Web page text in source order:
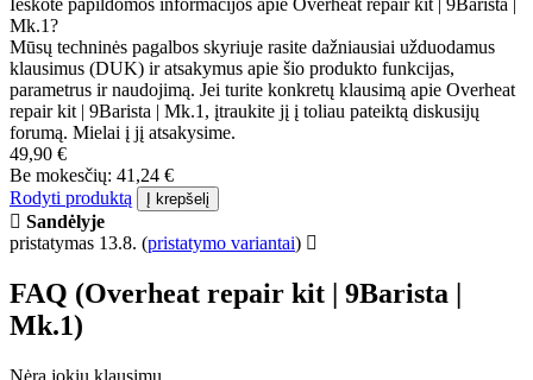
Mk.1?
Mūsų techninės pagalbos skyriuje rasite dažniausiai užduodamus
klausimus (DUK) ir atsakymus apie šio produkto funkcijas,
parametrus ir naudojimą. Jei turite konkretų klausimą apie Overheat
repair kit | 9Barista | Mk.1, įtraukite jį į toliau pateiktą diskusijų
forumą. Mielai į jį atsakysime.
49,90 €
Be mokesčių: 41,24 €
Rodyti produktą
Į krepšelį
Sandėlyje
pristatymas 13.8. (pristatymo variantai)
FAQ (Overheat repair kit | 9Barista |
Mk.1)
Nėra jokių klausimų.